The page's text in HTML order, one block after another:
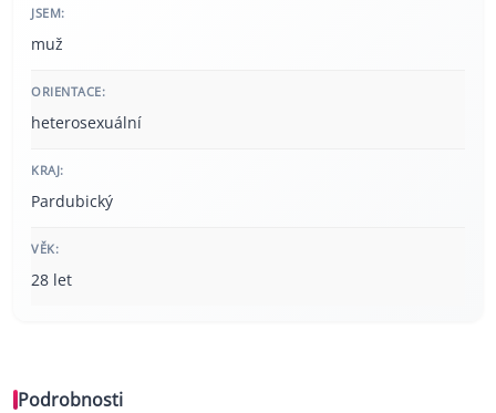
JSEM:
muž
ORIENTACE:
heterosexuální
KRAJ:
Pardubický
VĚK:
28 let
Podrobnosti